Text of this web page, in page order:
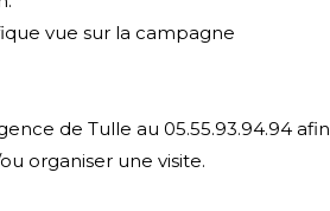
vue sur la campagne
de Tulle au 05.55.93.94.94 afin
organiser une visite.